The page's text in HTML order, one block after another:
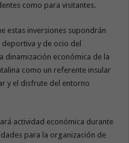
como para visitantes.
estas inversiones supondrán
y de ocio del
dinamización económica de la
como un referente insular
y el disfrute del entorno
actividad económica durante
para la organización de